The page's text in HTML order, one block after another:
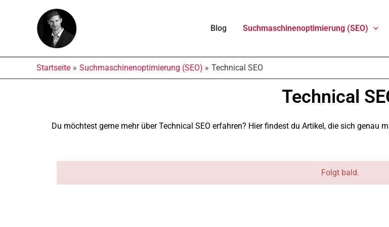
Blog Suchmaschinenoptimierung (SEO)
Startseite Suchmaschinenoptimierung (SEO) Technical SEO
Technical
Du möchtest gerne mehr über Technical SEO erfahren? Hier findest du Artikel, die sich genau
Folgt bald.